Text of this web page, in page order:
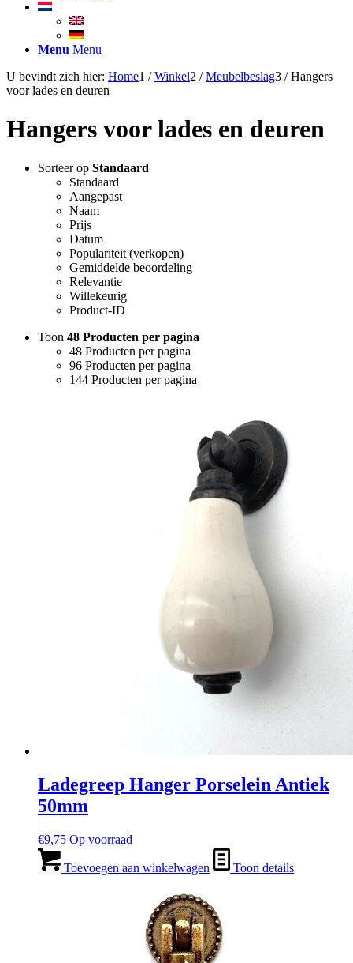
Menu Menu
U bevindt zich hier: Home1 / Winkel2 / Meubelbeslag3 / Hangers
voor lades en deuren
Hangers voor lades en deuren
Sorteer op Standaard
Standaard
Aangepast
Naam
Prijs
Datum
Populariteit (verkopen)
Gemiddelde beoordeling
Relevantie
Willekeurig
Product-ID
Toon 48 Producten per pagina
48 Producten per pagina
96 Producten per pagina
144 Producten per pagina
Ladegreep Hanger Porselein Antiek
50mm
€9,75 Op voorraad
Toevoegen aan winkelwagen Toon details